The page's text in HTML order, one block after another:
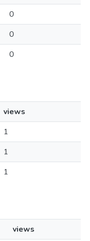
0
0
0
views
1
1
1
views